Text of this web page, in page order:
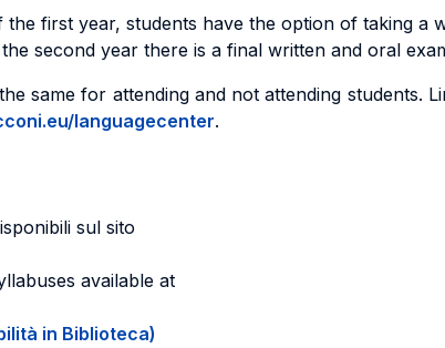
the first year, students have the option of taking a
second year there is a final written and oral
same for attending and not attending students.
languagecenter.
sul sito
available at
in Biblioteca)